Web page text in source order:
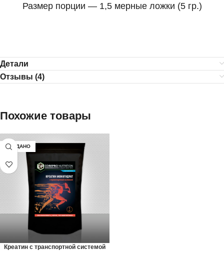
Размер порции — 1,5 мерные ложки (5 гр.)
Детали
Отзывы (4)
Похожие товары
ПРОДАНО
Креатин с транспортной системой